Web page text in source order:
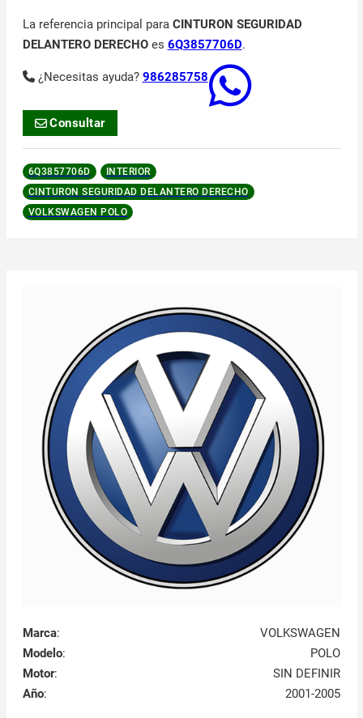
La referencia principal para CINTURON SEGURIDAD
DELANTERO DERECHOes 6Q3857706D.
¿Necesitas ayuda? 986285758
Consultar
6Q3857706D
INTERIOR
CINTURON SEGURIDAD DELANTERO DERECHO
VOLKSWAGEN POLO
Marca:
VOLKSWAGEN
Modelo:
POLO
Motor:
SIN DEFINIR
Año: 2001-2005